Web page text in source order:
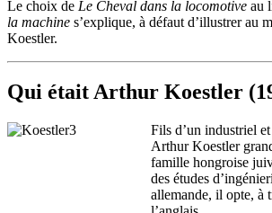
Le choix de Le Cheval dans la locomotive au
la machine s’explique, à défaut d’illustrer au
Koestler.
Qui était Arthur Koestler
Fils d’un industriel
Arthur Koestler
famille hongroise
des études
allemande, il opte, à